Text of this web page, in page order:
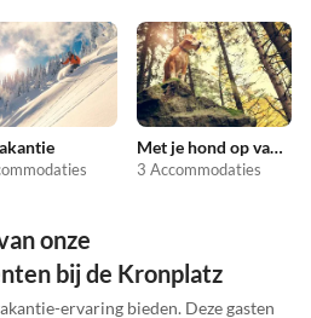
Met je hond op vakantie
3 Accommodaties
onze
bij de Kronplatz
ervaring bieden. Deze gasten